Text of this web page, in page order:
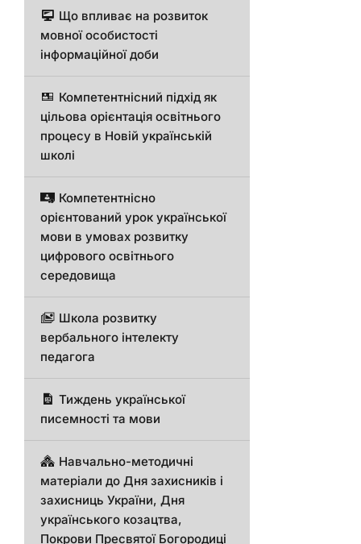
Що впливає на розвиток
мовної особистості
інформаційної доби
Компетентнісний підхід як
цільова орієнтація освітнього
процесу в Новій українській
школі
Компетентнісно
орієнтований урок української
мови в умовах розвитку
цифрового освітнього
середовища
Школа розвитку
вербального інтелекту
педагога
Тиждень української
писемності та мови
Навчально-методичні
матеріали до Дня захисників і
захисниць України, Дня
українського козацтва,
Покрови Пресвятої Богородиці